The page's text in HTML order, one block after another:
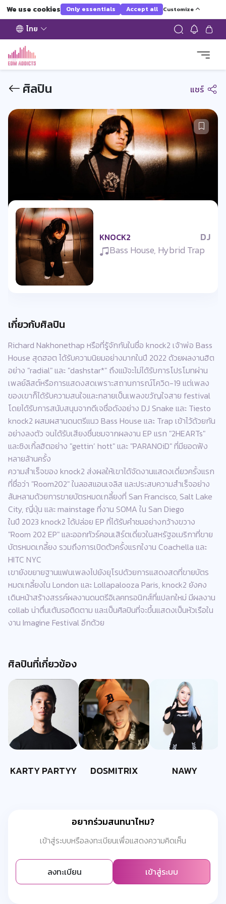
We use cookies Only essentials Accept all Customize
ไทย
ศิลปิน แชร์
KNOCK2
DJ
Bass House, Hybrid Trap
เกี่ยวกับศิลปิน
Richard Nakhonethap หรือที่รู้จักกันในชื่อ knock2 เจ้าพ่อ Bass
House สุดฮอต ได้รับความนิยมอย่างมากในปี 2022 ด้วยผลงานฮิต
อย่าง "radial" และ "dashstar*" ถึงแม้จะไม่ได้รับการโปรโมทผ่าน
เพลย์ลิสต์หรือการแสดงสดเพราะสถานการณ์โควิด-19 แต่เพลง
ของเขาก็ได้รับความสนใจและกลายเป็นเพลงขวัญใจสาย festival
โดยได้รับการสนับสนุนจากดีเจชื่อดังอย่าง DJ Snake และ Tiesto
knock2 ผสมผสานดนตรีแนว Bass House และ Trap เข้าไว้ด้วยกัน
อย่างลงตัว จนได้รับเสียงชื่นชมจากผลงาน EP แรก "2HEARTs"
และซิงเกิ้ลฮิตอย่าง "gettin’ hott" และ "PARANOiD" ที่มียอดฟัง
หลายล้านครั้ง
ความสำเร็จของ knock2 ส่งผลให้เขาได้จัดงานแสดงเดี่ยวครั้งแรก
ที่ชื่อว่า "Room202" ในลอสแอนเจลิส และประสบความสำเร็จอย่าง
ล้นหลามด้วยการขายบัตรหมดเกลี้ยงที่ San Francisco, Salt Lake
City, ญี่ปุ่น และ mainstage ที่งาน SOMA ใน San Diego
ในปี 2023 knock2 ได้ปล่อย EP ที่ได้รับคำชมอย่างกว้างขวาง
"Room 202 EP" และออกทัวร์คอนเสิร์ตเดี่ยวในสหรัฐอเมริกาที่ขาย
บัตรหมดเกลี้ยง รวมถึงการเปิดตัวครั้งแรกใงาน Coachella และ
HITC NYC
เขายังขยายฐานแฟนเพลงไปยังยุโรปด้วยการแสดงสดที่ขายบัตร
หมดเกลี้ยงใน London และ Lollapalooza Paris, knock2 ยังคง
เดินหน้าสร้างสรรค์ผลงานดนตรีอิเลคทรอนิกส์ที่แปลกใหม่ มีผลงาน
collab น่าตื่นเต้นรอติดตาม และเป็นศิลปินที่จะขึ้นแสดงเป็นหัวเรือใน
งาน Imagine Festival อีกด้วย
ศิลปินที่เกี่ยวข้อง
KARTY PARTYY DOSMITRIX NAWY
อยากร่วมสนทนาไหม?
เข้าสู่ระบบหรือลงทะเบียนเพื่อแสดงความคิดเห็น
ลงทะเบียน เข้าสู่ระบบ